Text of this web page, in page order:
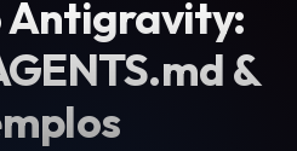
Antigravity:
&